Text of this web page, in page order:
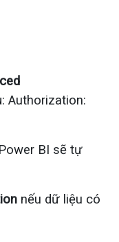
Authorization:
BI sẽ tự
nếu dữ liệu có